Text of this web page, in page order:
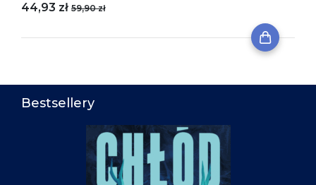
44,93 zł 59,90 zł
Bestsellery